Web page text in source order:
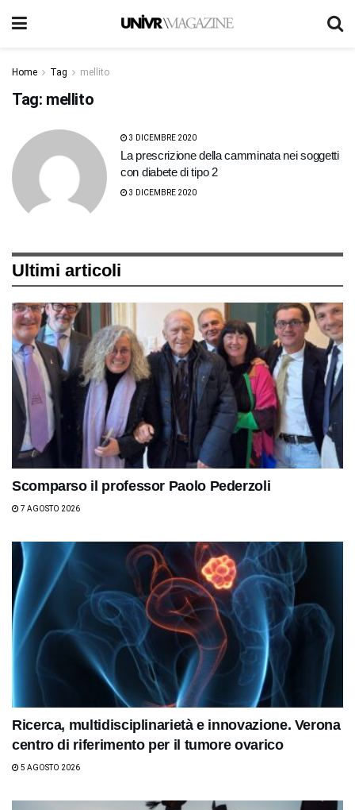
Home Tag mellito
Tag: mellito
3 DICEMBRE 2020
La prescrizione della camminata nei soggetti
con diabete di tipo 2
3 DICEMBRE 2020
Ultimi articoli
Scomparso il professor Paolo Pederzoli
7 AGOSTO 2026
Ricerca, multidisciplinarietà e innovazione. Verona
centro di riferimento per il tumore ovarico
5 AGOSTO 2026